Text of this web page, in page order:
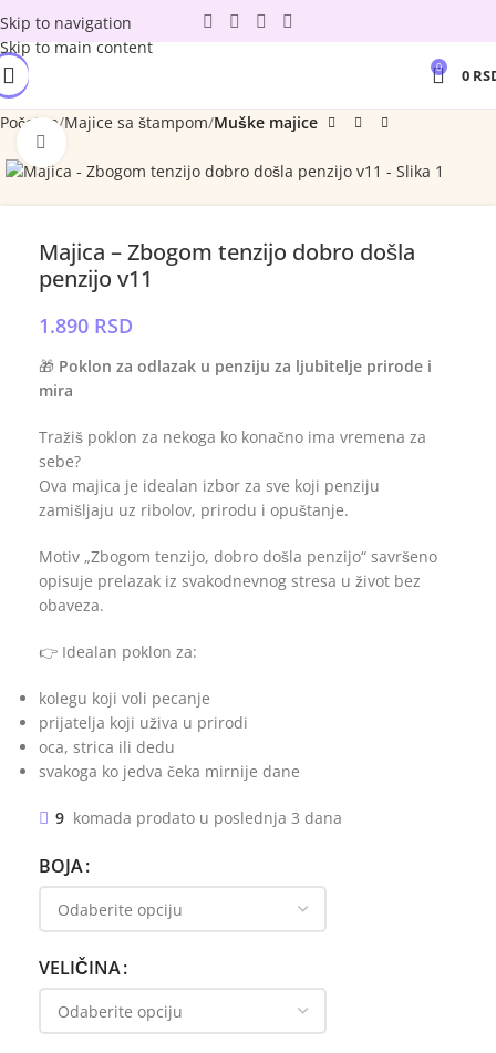
Skip to navigation
Skip to main content
0 0
Početna Majice sa štampom Muške majice
Majica – Zbogom tenzijo dobro došla
penzijo v11
1.890 RSD
🎁 Poklon za odlazak u penziju za ljubitelje prirode i
mira
Tražiš poklon za nekoga ko konačno ima vremena za
sebe?
Ova majica je idealan izbor za sve koji penziju
zamišljaju uz ribolov, prirodu i opuštanje.
Motiv „Zbogom tenzijo, dobro došla penzijo“ savršeno
opisuje prelazak iz svakodnevnog stresa u život bez
obaveza.
👉 Idealan poklon za:
kolegu koji voli pecanje
prijatelja koji uživa u prirodi
oca, strica ili dedu
svakoga ko jedva čeka mirnije dane
9 komada prodato u poslednja 3 dana
BOJA
VELIČINA